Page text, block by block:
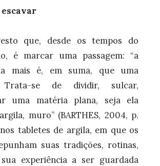
escavar
que, desde os tempos do
é marcar uma passagem: “a
mais é, em suma, que uma
se de dividir, sulcar,
uma matéria plana, seja ela
muro” (BARTHES, 2004, p.
tabletes de argila, em que os
suas tradições, rotinas,
experiência a ser guardada